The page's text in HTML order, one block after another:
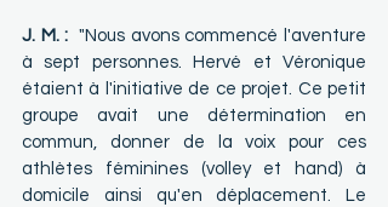
J. M. : "Nous avons commencé l'aventure
à sept personnes. Hervé et Véronique
étaient à l'initiative de ce projet. Ce petit
groupe avait une détermination en
commun, donner de la voix pour ces
athlètes féminines (volley et hand) à
domicile ainsi qu'en déplacement. Le